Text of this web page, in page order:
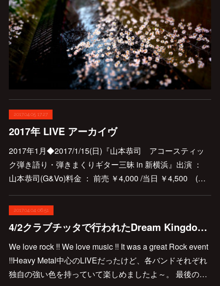
2017.04.05 17:27
2017年 LIVE アーカイヴ
2017年1月◆2017/1/15(日)『山本恭司 アコースティッ
ク弾き語り・弾きまくりギター三昧 in 新横浜』出演 ：
山本恭司(G&Vo)料金 ： 前売 ￥4,000 /当日 ￥4,500 (…
2017.04.04 06:51
4/2クラブチッタで行われたDream KingdomのLIVE写真です♪
We love rock !! We love music !! It was a great Rock event
!!Heavy Metal中心のLIVEだったけど、各バンドそれぞれ
独自の強い色を持っていて楽しめましたよ～。 最後の…